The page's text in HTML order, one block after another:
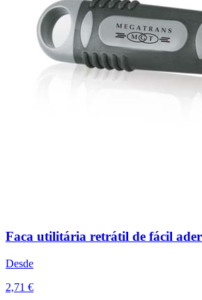
Faca utilitária retrátil de fácil
Desde
2,71 €